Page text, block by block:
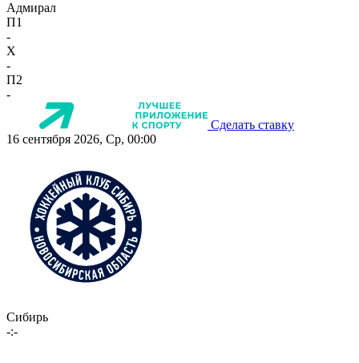
Адмирал
П1
-
X
-
П2
-
Сделать ставку
16 сентября 2026, Ср, 00:00
Сибирь
-:-